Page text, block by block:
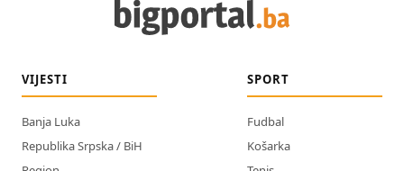
VIJESTI
Banja Luka
Republika Srpska / BiH
SPORT
Fudbal
Košarka